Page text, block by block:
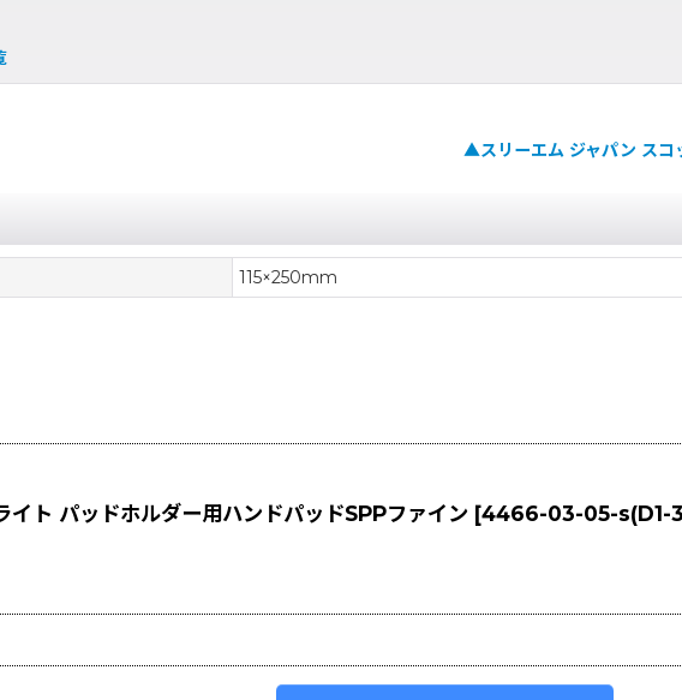
▲スリーエム ジャパン スコ
115×250mm
イト パッドホルダー用ハンドパッドSPPファイン [4466-03-05-s(D1-